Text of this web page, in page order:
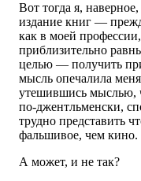
Вот тогда я,
издание книг —
как в моей
приблизительно
целью — получить
мысль опечалила
утешившись мыслью,
по-джентльменски,
трудно представить
фальшивое, чем кино.
А может, и не так?